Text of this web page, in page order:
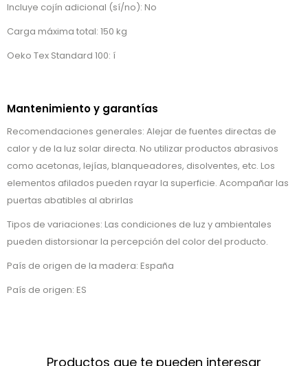
Incluye cojín adicional (sí/no): No
Carga máxima total: 150 kg
Oeko Tex Standard 100: í
Mantenimiento y garantías
Recomendaciones generales: Alejar de fuentes directas de
calor y de la luz solar directa. No utilizar productos abrasivos
como acetonas, lejías, blanqueadores, disolventes, etc. Los
elementos afilados pueden rayar la superficie. Acompañar las
puertas abatibles al abrirlas
Tipos de variaciones: Las condiciones de luz y ambientales
pueden distorsionar la percepción del color del producto.
País de origen de la madera: España
País de origen: ES
Productos que te pueden interesar